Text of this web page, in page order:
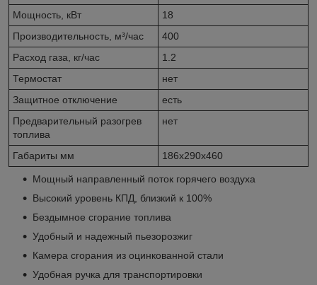
Мощность, кВт
18
Производительность, м³/час
400
Расход газа, кг/час
1.2
Термостат
нет
Защитное отключение
есть
Предварительный разогрев
топлива
нет
Габариты мм 186х290х460
Мощный направленный поток горячего воздуха
Высокий уровень КПД, близкий к 100%
Бездымное сгорание топлива
Удобный и надежный пьезорозжиг
Камера сгорания из оцинкованной стали
Удобная ручка для транспортировки